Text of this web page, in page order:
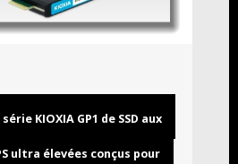
KIOXIA GP1 de SSD aux
ultra élevées conçus pour